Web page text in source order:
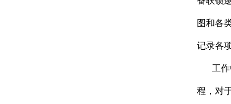
图和各
记录各
工作
程，对